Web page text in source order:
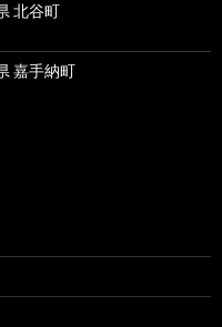
北谷町
嘉手納町